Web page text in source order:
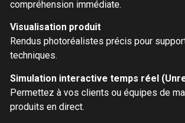
compréhension immédiate.
Visualisation produit
Rendus photoréalistes précis pour
techniques.
Simulation interactive temps réel
Permettez à vos clients ou équipes de
produits en direct.